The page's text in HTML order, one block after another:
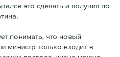
это сделать и получил по
понимать, что новый
министр только входит в